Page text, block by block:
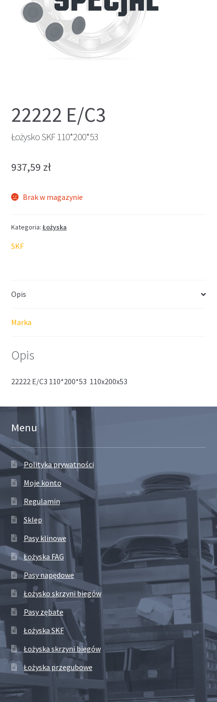
22222 E/C3
Łożysko SKF 110*200*53
937,59 zł
Brak w magazynie
Kategoria: Łożyska
SKF
Opis
Marka
Opis
22222 E/C3 110*200*53 110x200x53
Menu
Polityka prywatności
Moje konto
Regulamin
Sklep
Pasy klinowe
Łożyska FAG
Pasy napędowe
Łożysko skrzyni biegów
Pasy zębate
Łożyska SKF
Łożyska skrzyni biegów
Łożyska przegubowe